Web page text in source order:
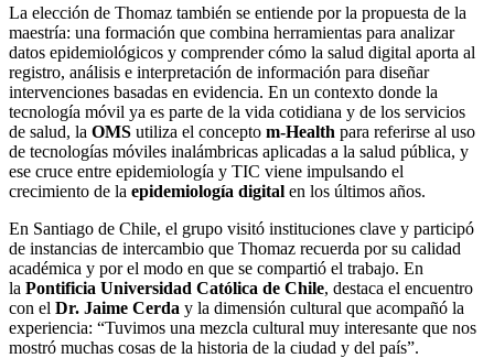
La elección de Thomaz también se entiende por la propuesta de la
maestría: una formación que combina herramientas para analizar
datos epidemiológicos y comprender cómo la salud digital aporta al
registro, análisis e interpretación de información para diseñar
intervenciones basadas en evidencia. En un contexto donde la
tecnología móvil ya es parte de la vida cotidiana y de los servicios
de salud, la OMS utiliza el concepto m-Health para referirse al uso
de tecnologías móviles inalámbricas aplicadas a la salud pública, y
ese cruce entre epidemiología y TIC viene impulsando el
crecimiento de la epidemiología digital en los últimos años.
En Santiago de Chile, el grupo visitó instituciones clave y participó
de instancias de intercambio que Thomaz recuerda por su calidad
académica y por el modo en que se compartió el trabajo. En
la Pontificia Universidad Católica de Chile, destaca el encuentro
con el Dr. Jaime Cerda y la dimensión cultural que acompañó la
experiencia: “Tuvimos una mezcla cultural muy interesante que nos
mostró muchas cosas de la historia de la ciudad y del país”.